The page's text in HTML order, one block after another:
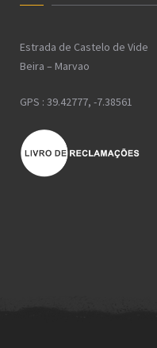
Estrada de Castelo de Vide
Beira – Marvao
GPS : 39.42777, -7.38561